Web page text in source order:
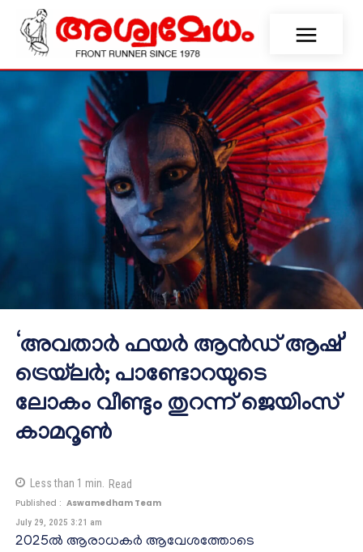
‘അവതാര്‍ ഫയര്‍ ആന്‍ഡ് ആഷ്’
ട്രെയ്‌ലര്‍; പാണ്ടോറയുടെ
ലോകം വീണ്ടും തുറന്ന് ജെയിംസ്
കാമറൂണ്‍
Less than 1 min. Read
Published : Aswamedham Team
July 29, 2025 3:21 am
2025ല്‍ ആരാധകര്‍ ആവേശത്തോടെ